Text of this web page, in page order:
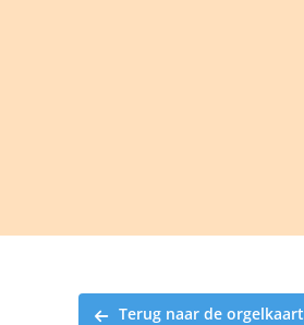
Terug naar de orgelkaart